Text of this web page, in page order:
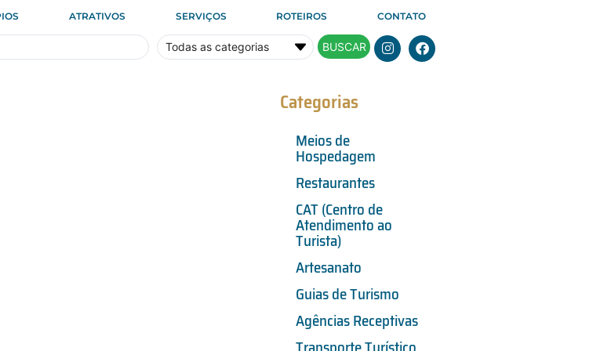
ATRATIVOS SERVIÇOS ROTEIROS CONTATO
BUSCAR
Categorias
Meios de
Hospedagem
Restaurantes
CAT (Centro de
Atendimento ao
Turista)
Artesanato
Guias de Turismo
Agências Receptivas